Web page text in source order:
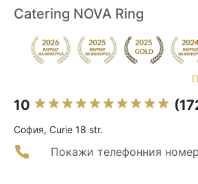
Catering NOVA Ring
10
София, Curie 18 str.
Покажи телефонния номер